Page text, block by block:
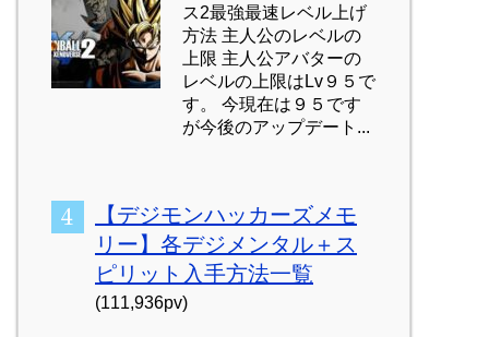
ス2最強最速レベル上げ
方法 主人公のレベルの
上限 主人公アバターの
レベルの上限はLv９５で
す。 今現在は９５です
が今後のアップデート...
【デジモンハッカーズメモ
リー】各デジメンタル＋ス
ピリット入手方法一覧
(111,936pv)